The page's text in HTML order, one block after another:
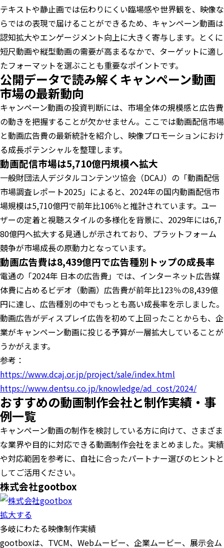
テキストや静止画では伝わりにくい臨場感や世界観を、映像な
らではの表現で届けることができるため、キャンペーン動画は
認知拡大やエンゲージメント向上に大きく寄与します。とくに
短尺動画や縦型動画の需要が高まるなかで、ターゲットに適し
たフォーマットを選ぶことも重要なポイントです。
公開データで読み解くキャンペーン動画
市場の最新動向
キャンペーン動画の投資判断には、市場全体の規模感と広告費
の動きを把握することが欠かせません。ここでは動画配信市場
と動画広告費の最新統計を紹介し、映像プロモーションにおけ
る成長ポテンシャルを整理します。
動画配信市場は5,710億円規模へ拡大
一般財団法人デジタルコンテンツ協会（DCAJ）の「動画配信
市場調査レポート2025」によると、2024年の国内動画配信市
場規模は5,710億円で前年比106％と推計されています。ユー
ザーの定着と視聴スタイルの多様化を背景に、2029年には6,7
80億円へ拡大する見通しが示されており、プラットフォーム
競争が市場成長の原動力となっています。
動画広告費は8,439億円で広告種別トップの成長率
電通の「2024年 日本の広告費」では、インターネット広告媒
体費に占めるビデオ（動画）広告費が前年比123％の8,439億
円に達し、広告種別の中でもっとも高い成長率を示しました。
動画広告がディスプレイ広告を初めて上回ったことからも、企
業がキャンペーン動画に投じる予算が一層拡大していることが
うかがえます。
参考：
https://www.dcaj.or.jp/project/sale/index.html
https://www.dentsu.co.jp/knowledge/ad_cost/2024/
おすすめの動画制作会社と制作実績・事
例一覧
キャンペーン動画の制作を検討している方に向けて、さまざま
な業界や目的に対応できる動画制作会社をまとめました。実績
や対応範囲を参考に、自社に合ったパートナー選びのヒントと
してご活用ください。
株式会社gootbox
拡大する
多岐にわたる映像制作実績
gootboxは、TVCM、Webムービー、企業ムービー、展示会ム